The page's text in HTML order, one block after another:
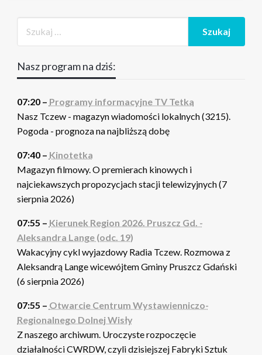
Nasz program na dziś:
07:20 – Programy informacyjne TV Tetka
Nasz Tczew - magazyn wiadomości lokalnych (3215).
Pogoda - prognoza na najbliższą dobę
07:40 – Kinotetka
Magazyn filmowy. O premierach kinowych i
najciekawszych propozycjach stacji telewizyjnych (7
sierpnia 2026)
07:55 – Kierunek Region 2026. Pruszcz Gd. -
Aleksandra Lange (odc. 19)
Wakacyjny cykl wyjazdowy Radia Tczew. Rozmowa z
Aleksandrą Lange wicewójtem Gminy Pruszcz Gdański
(6 sierpnia 2026)
07:55 – Otwarcie Centrum Wystawienniczo-
Regionalnego Dolnej Wisły
Z naszego archiwum. Uroczyste rozpoczęcie
działalności CWRDW, czyli dzisiejszej Fabryki Sztuk